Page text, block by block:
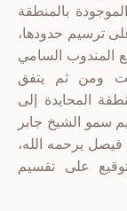
بالمنطقة
ترسيم حدودها،
المندوب السامي
ومن ثم يتفق
المحايدة إلى
سمو الشيخ جابر
فيصل يرحمه الله،
على تقسيم